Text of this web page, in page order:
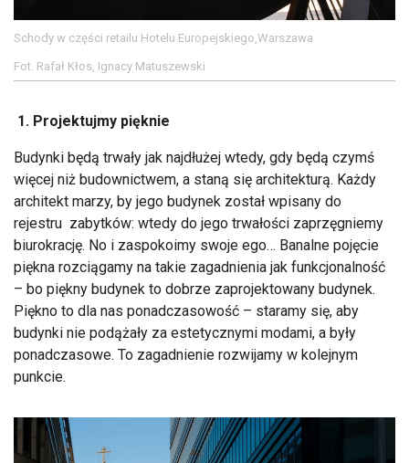
Schody w części retailu Hotelu Europejskiego,Warszawa
Fot. Rafał Kłos, Ignacy Matuszewski
1. Projektujmy pięknie
Budynki będą trwały jak najdłużej wtedy, gdy będą czymś
więcej niż budownictwem, a staną się architekturą. Każdy
architekt marzy, by jego budynek został wpisany do
rejestru zabytków: wtedy do jego trwałości zaprzęgniemy
biurokrację. No i zaspokoimy swoje ego… Banalne pojęcie
piękna rozciągamy na takie zagadnienia jak funkcjonalność
– bo piękny budynek to dobrze zaprojektowany budynek.
Piękno to dla nas ponadczasowość – staramy się, aby
budynki nie podążały za estetycznymi modami, a były
ponadczasowe. To zagadnienie rozwijamy w kolejnym
punkcie.